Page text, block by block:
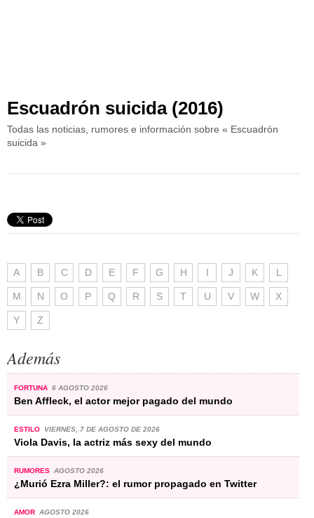
Escuadrón suicida (2016)
Todas las noticias, rumores e información sobre « Escuadrón
suicida »
A B C D E F G H I J K L
M N O P Q R S T U V W X
Y Z
Además
FORTUNA 6 AGOSTO 2026
Ben Affleck, el actor mejor pagado del mundo
ESTILO VIERNES, 7 DE AGOSTO DE 2026
Viola Davis, la actriz más sexy del mundo
RUMORES AGOSTO 2026
¿Murió Ezra Miller?: el rumor propagado en Twitter
AMOR AGOSTO 2026